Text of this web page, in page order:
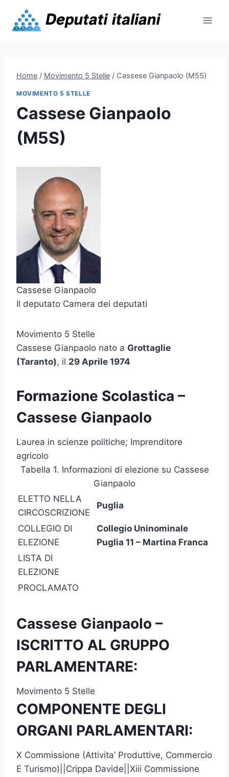
content
Home / Movimento 5 Stelle / Cassese Gianpaolo (M5S)
MOVIMENTO 5 STELLE
Cassese Gianpaolo
(M5S)
Cassese Gianpaolo
Il deputato Camera dei deputati
Movimento 5 Stelle
Cassese Gianpaolo nato a Grottaglie
(Taranto), il 29 Aprile 1974
Formazione Scolastica –
Cassese Gianpaolo
Laurea in scienze politiche; Imprenditore
agricolo
Tabella 1. Informazioni di elezione su Cassese
Gianpaolo
ELETTO NELLA
CIRCOSCRIZIONE
Puglia
COLLEGIO DI
ELEZIONE
Collegio Uninominale
Puglia 11 – Martina Franca
LISTA DI
ELEZIONE
PROCLAMATO
Cassese Gianpaolo –
ISCRITTO AL GRUPPO
PARLAMENTARE:
Movimento 5 Stelle
COMPONENTE DEGLI
ORGANI PARLAMENTARI:
X Commissione (Attivita’ Produttive, Commercio
E Turismo)||Crippa Davide||Xiii Commissione